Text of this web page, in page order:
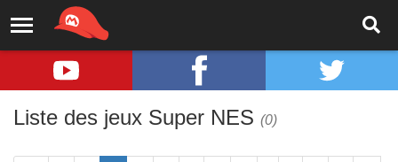
Liste des jeux Super NES (0)